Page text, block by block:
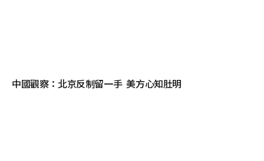
中國觀察：北京反制留一手 美方心知肚明